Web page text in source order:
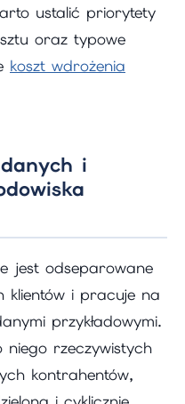
ustalić priorytety
oraz typowe
koszt wdrożenia
i
jest odseparowane
klientów i pracuje na
przykładowymi.
rzeczywistych
kontrahentów,